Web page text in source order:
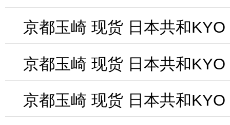
京都玉崎 现货 日本共和KYO
京都玉崎 现货 日本共和KYO
京都玉崎 现货 日本共和KYO